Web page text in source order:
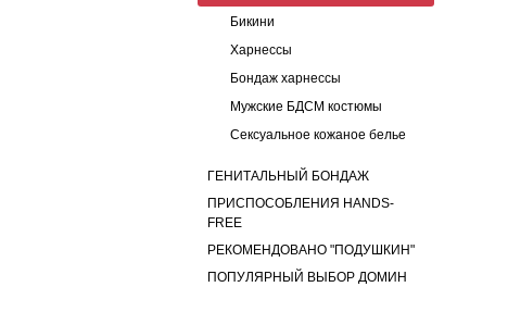
Бикини
Харнессы
Бондаж харнессы
Мужские БДСМ костюмы
Сексуальное кожаное белье
ГЕНИТАЛЬНЫЙ БОНДАЖ
ПРИСПОСОБЛЕНИЯ HANDS-
FREE
РЕКОМЕНДОВАНО "ПОДУШКИН"
ПОПУЛЯРНЫЙ ВЫБОР ДОМИН